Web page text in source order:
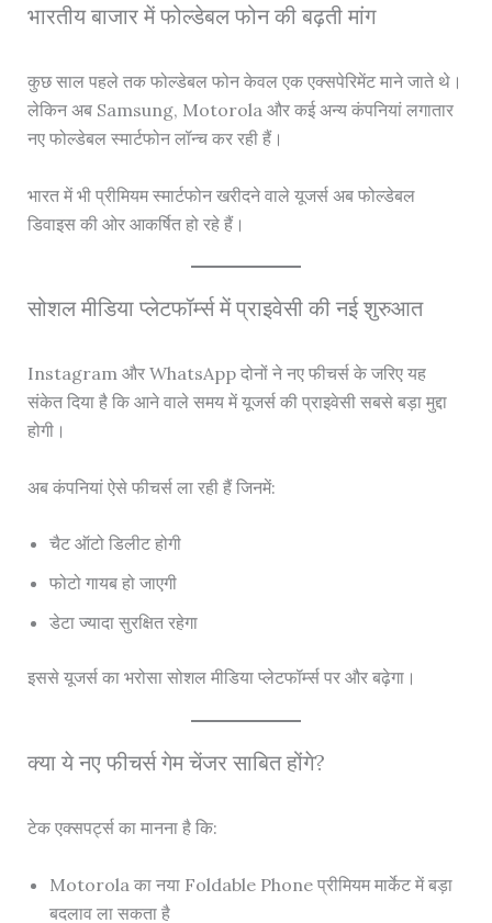
भारतीय बाजार में फोल्डेबल फोन की बढ़ती मांग
कुछ साल पहले तक फोल्डेबल फोन केवल एक एक्सपेरिमेंट माने जाते थे।
लेकिन अब Samsung, Motorola और कई अन्य कंपनियां लगातार
नए फोल्डेबल स्मार्टफोन लॉन्च कर रही हैं।
भारत में भी प्रीमियम स्मार्टफोन खरीदने वाले यूजर्स अब फोल्डेबल
डिवाइस की ओर आकर्षित हो रहे हैं।
सोशल मीडिया प्लेटफॉर्म्स में प्राइवेसी की नई शुरुआत
Instagram और WhatsApp दोनों ने नए फीचर्स के जरिए यह
संकेत दिया है कि आने वाले समय में यूजर्स की प्राइवेसी सबसे बड़ा मुद्दा
होगी।
अब कंपनियां ऐसे फीचर्स ला रही हैं जिनमें:
चैट ऑटो डिलीट होगी
फोटो गायब हो जाएगी
डेटा ज्यादा सुरक्षित रहेगा
इससे यूजर्स का भरोसा सोशल मीडिया प्लेटफॉर्म्स पर और बढ़ेगा।
क्या ये नए फीचर्स गेम चेंजर साबित होंगे?
टेक एक्सपर्ट्स का मानना है कि:
Motorola का नया Foldable Phone प्रीमियम मार्केट में बड़ा
बदलाव ला सकता है